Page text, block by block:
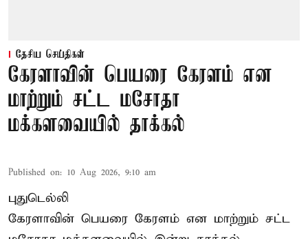
தேசிய செய்திகள்
கேரளாவின் பெயரை கேரளம் என
மாற்றும் சட்ட மசோதா
மக்களவையில் தாக்கல்
Published on: 10 Aug 2026, 9:10 am
புதுடெல்லி
கேரளாவின் பெயரை கேரளம் என மாற்றும் சட்ட